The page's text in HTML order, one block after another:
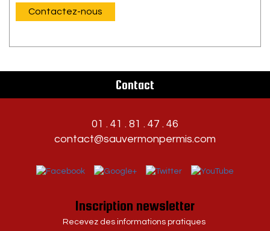
Contactez-nous
Contact
01 . 41 . 81 . 47 . 46
contact@sauvermonpermis.com
Inscription newsletter
Recevez des informations pratiques